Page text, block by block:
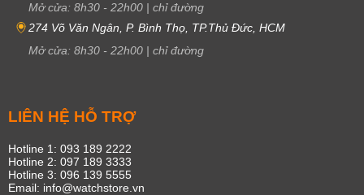
Mở cửa: 8h30 - 22h00 | chỉ đường
274 Võ Văn Ngân, P. Bình Thọ, TP.Thủ Đức, HCM
Mở cửa: 8h30 - 22h00 | chỉ đường
LIÊN HỆ HỖ TRỢ
Hotline 1: 093 189 2222
Hotline 2: 097 189 3333
Hotline 3: 096 139 5555
Email: info@watchstore.vn